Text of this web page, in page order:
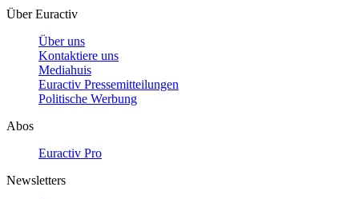
Über Euractiv
Über uns
Kontaktiere uns
Mediahuis
Euractiv Pressemitteilungen
Politische Werbung
Abos
Euractiv Pro
Newsletters